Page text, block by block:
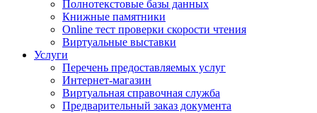
Полнотекстовые базы данных
Книжные памятники
Online тест проверки скорости чтения
Виртуальные выставки
Услуги
Перечень предоставляемых услуг
Интернет-магазин
Виртуальная справочная служба
Предварительный заказ документа